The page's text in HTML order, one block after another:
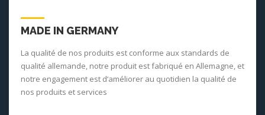
MADE IN GERMANY
La qualité de nos produits est conforme aux standards de
qualité allemande, notre produit est fabriqué en Allemagne, et
notre engagement est d‘améliorer au quotidien la qualité de
nos produits et services